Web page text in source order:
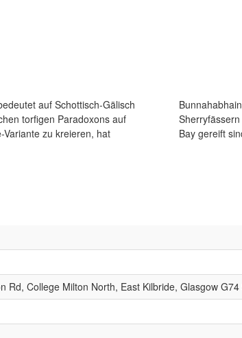
auf Schottisch-Gälisch
torfigen Paradoxons auf
zu kreieren, hat
ehemaligen Bourbon- und
an der Bunnahabhain
Bay gereift
Rd, College Milton North, East Kilbride, Glasgow